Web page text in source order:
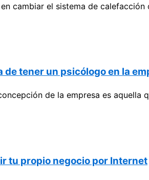
cambiar el sistema de
de tener un psicólogo en la
de la empresa es
tu propio negocio por Internet